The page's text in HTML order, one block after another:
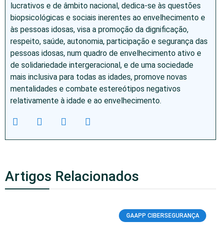
lucrativos e de âmbito nacional, dedica-se às questões
biopsicológicas e sociais inerentes ao envelhecimento e
às pessoas idosas, visa a promoção da dignificação,
respeito, saúde, autonomia, participação e segurança das
pessoas idosas, num quadro de envelhecimento ativo e
de solidariedade intergeracional, e de uma sociedade
mais inclusiva para todas as idades, promove novas
mentalidades e combate estereótipos negativos
relativamente à idade e ao envelhecimento.
Artigos Relacionados
GAAPP CIBERSEGURANÇA